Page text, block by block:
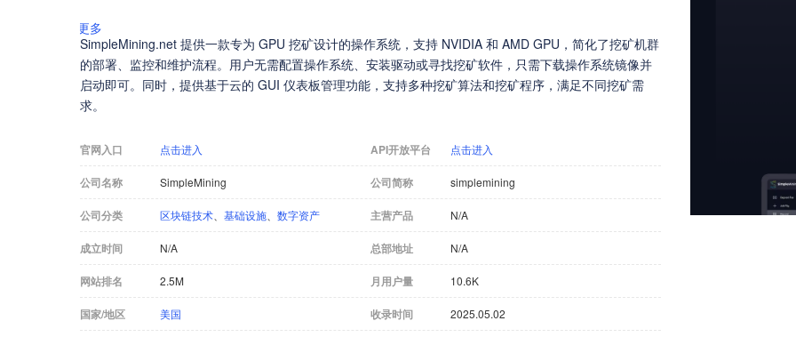
更多
SimpleMining.net 提供一款专为 GPU 挖矿设计的操作系统，支持 NVIDIA 和 AMD GPU，简化了挖矿机群
的部署、监控和维护流程。用户无需配置操作系统、安装驱动或寻找挖矿软件，只需下载操作系统镜像并
启动即可。同时，提供基于云的 GUI 仪表板管理功能，支持多种挖矿算法和挖矿程序，满足不同挖矿需
求。
官网入口 点击进入 API开放平台 点击进入
公司名称 SimpleMining 公司简称 simplemining
公司分类 区块链技术 基础设施 数字资产 主营产品 N/A
成立时间 N/A 总部地址 N/A
网站排名 2.5M 月用户量 10.6K
国家/地区 美国 收录时间 2025.05.02